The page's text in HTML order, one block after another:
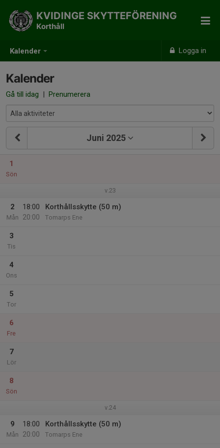
Kalender Logga in
KVIDINGE SKYTTEFÖRENING
Korthåll
Kalender
Gå till idag | Prenumerera
Juni 2025
1
Sön
v.23
2
Mån
18:00
20:00
Korthållsskytte (50 m)
Tomarps Ene
3
Tis
4
Ons
5
Tor
6
Fre
7
Lör
8
Sön
v.24
9
Mån
18:00
20:00
Korthållsskytte (50 m)
Tomarps Ene